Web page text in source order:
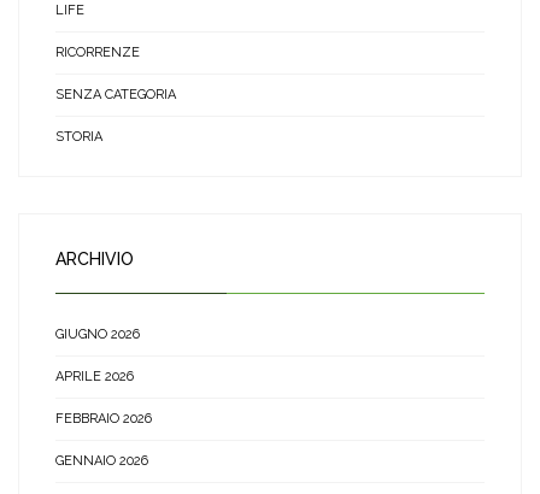
LIFE
RICORRENZE
SENZA CATEGORIA
STORIA
ARCHIVIO
GIUGNO 2026
APRILE 2026
FEBBRAIO 2026
GENNAIO 2026